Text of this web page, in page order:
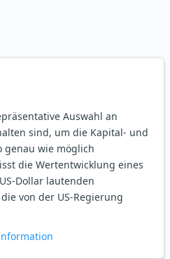
Auswahl an
sind, um die Kapital- und
genau wie möglich
die Wertentwicklung eines
Dollar lautenden
von der US-Regierung